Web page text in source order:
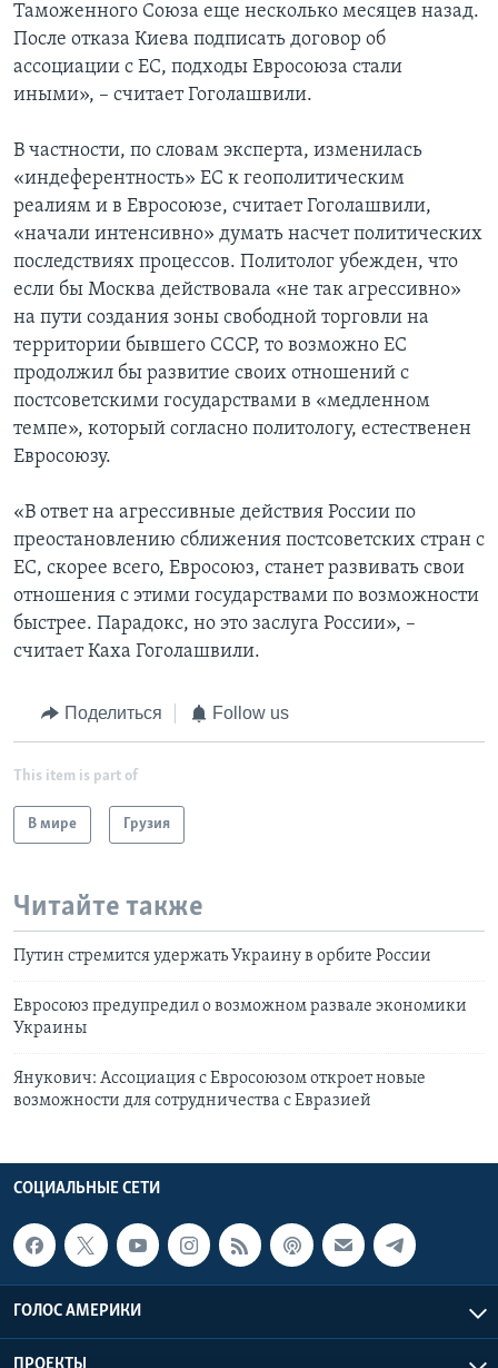
Таможенного Союза еще несколько месяцев назад.
После отказа Киева подписать договор об
ассоциации с ЕС, подходы Евросоюза стали
иными», – считает Гоголашвили.
В частности, по словам эксперта, изменилась
«индеферентность» ЕС к геополитическим
реалиям и в Евросоюзе, считает Гоголашвили,
«начали интенсивно» думать насчет политических
последствиях процессов. Политолог убежден, что
если бы Москва действовала «не так агрессивно»
на пути создания зоны свободной торговли на
территории бывшего СССР, то возможно ЕС
продолжил бы развитие своих отношений с
постсоветскими государствами в «медленном
темпе», который согласно политологу, естественен
Евросоюзу.
«В ответ на агрессивные действия России по
преостановлению сближения постсоветских стран с
ЕС, скорее всего, Евросоюз, станет развивать свои
отношения с этими государствами по возможности
быстрее. Парадокс, но это заслуга России», –
считает Каха Гоголашвили.
Поделиться Follow us
This item is part of
В мире Грузия
Читайте также
Путин стремится удержать Украину в орбите России
Евросоюз предупредил о возможном развале экономики
Украины
Янукович: Ассоциация с Евросоюзом откроет новые
возможности для сотрудничества с Евразией
СОЦИАЛЬНЫЕ СЕТИ
ГОЛОС АМЕРИКИ
ПРОЕКТЫ